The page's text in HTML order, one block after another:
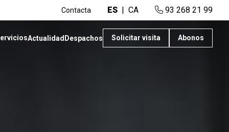
Contacta ES CA 93 268 21 99
Actualidad Despachos Solicitar visita Abonos